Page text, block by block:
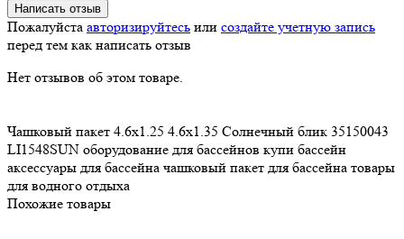
Написать отзыв
Пожалуйста авторизируйтесь или создайте учетную запись
перед тем как написать отзыв
Нет отзывов об этом товаре.
Чашковый пакет 4.6х1.25 4.6х1.35 Солнечный блик 35150043
LI1548SUN оборудование для бассейнов купи бассейн
аксессуары для бассейна чашковый пакет для бассейна товары
для водного отдыха
Похожие товары